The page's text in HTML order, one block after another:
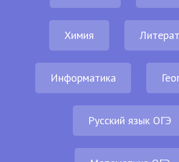
Химия
Информатика
Русский язык ОГЭ